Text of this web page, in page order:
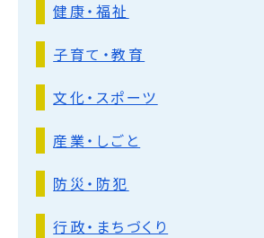
健康・福祉
子育て・教育
文化・スポーツ
産業・しごと
防災・防犯
行政・まちづくり